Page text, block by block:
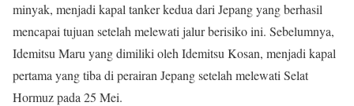
minyak, menjadi kapal tanker kedua dari Jepang yang berhasil
mencapai tujuan setelah melewati jalur berisiko ini. Sebelumnya,
Idemitsu Maru yang dimiliki oleh Idemitsu Kosan, menjadi kapal
pertama yang tiba di perairan Jepang setelah melewati Selat
Hormuz pada 25 Mei.